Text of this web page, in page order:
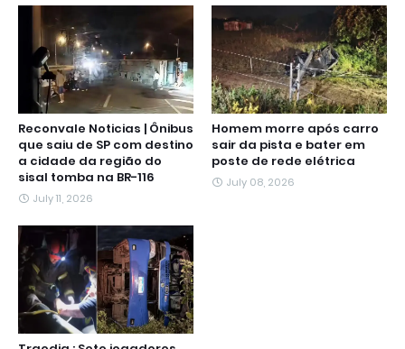
Reconvale Noticias | Ônibus
que saiu de SP com destino
a cidade da região do
sisal tomba na BR-116
July 11, 2026
Homem morre após carro
sair da pista e bater em
poste de rede elétrica
July 08, 2026